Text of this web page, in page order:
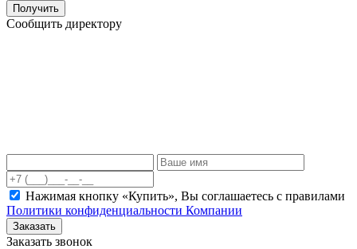
Получить
Сообщить директору
Нажимая кнопку «Купить», Вы соглашаетесь c правилами
Политики конфиденциальности Компании
Заказать
Заказать звонок